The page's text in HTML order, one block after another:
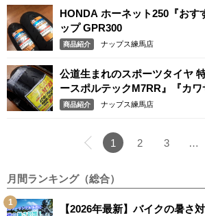
HONDA ホーネット250『おす
ップ GPR300
商品紹介 ナップス練馬店
公道生まれのスポーツタイヤ
ースポルテックM7RR』『カ
サイズ』
商品紹介 ナップス練馬店
1 2 3 …
月間ランキング（総合）
【2026年最新】バイクの暑さ